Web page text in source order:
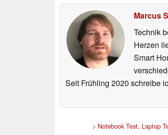
Marcus
Technik
Herzen
Smart
Seit Frühling 2020 schreibe
> Notebook Test, Laptop